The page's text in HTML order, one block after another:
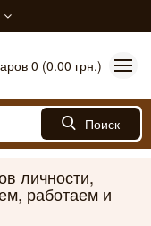
0 (0.00 грн.)
Поиск
личности,
работаем и